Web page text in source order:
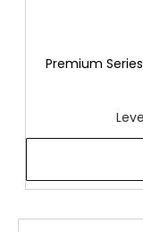
Premium